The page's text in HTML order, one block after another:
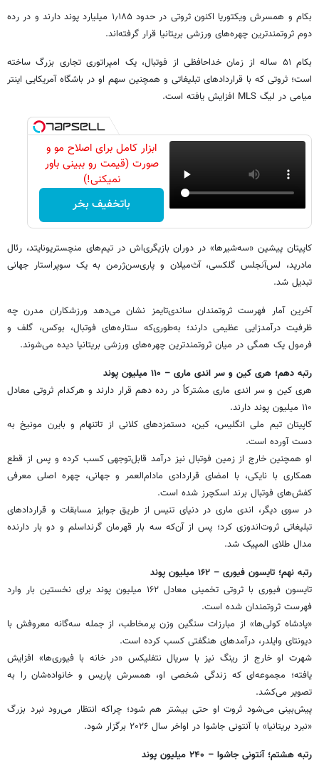
بکام و همسرش ویکتوریا اکنون ثروتی در حدود ۱٫۱۸۵ میلیارد پوند دارند و در رده
دوم ثروتمندترین چهره‌های ورزشی بریتانیا قرار گرفته‌اند.
بکام ۵۱ ساله از زمان خداحافظی از فوتبال، یک امپراتوری تجاری بزرگ ساخته
است؛ ثروتی که با قراردادهای تبلیغاتی و همچنین سهم او در باشگاه آمریکایی اینتر
میامی در لیگ MLS افزایش یافته است.
ابزار کامل برای اصلاح مو و
صورت (قیمت رو ببینی باور
نمیکنی!)
باتخفیف بخر
کاپیتان پیشین «سه‌شیرها» در دوران بازیگری‌اش در تیم‌های منچستریونایتد، رئال
مادرید، لس‌آنجلس گلکسی، آث‌میلان و پاری‌سن‌ژرمن به یک سوپراستار جهانی
تبدیل شد.
آخرین آمار فهرست ثروتمندان ساندی‌تایمز نشان می‌دهد ورزشکاران مدرن چه
ظرفیت درآمدزایی عظیمی دارند؛ به‌طوری‌که ستاره‌های فوتبال، بوکس، گلف و
فرمول یک همگی در میان ثروتمندترین چهره‌های ورزشی بریتانیا دیده می‌شوند.
رتبه دهم؛ هری کین و سر اندی ماری – ۱۱۰ میلیون پوند
هری کین و سر اندی ماری مشترکاً در رده دهم قرار دارند و هرکدام ثروتی معادل
۱۱۰ میلیون پوند دارند.
کاپیتان تیم ملی انگلیس، کین، دستمزدهای کلانی از تاتنهام و بایرن مونیخ به
دست آورده است.
او همچنین خارج از زمین فوتبال نیز درآمد قابل‌توجهی کسب کرده و پس از قطع
همکاری با نایکی، با امضای قراردادی مادام‌العمر و جهانی، چهره اصلی معرفی
کفش‌های فوتبال برند اسکچرز شده است.
در سوی دیگر، اندی ماری در دنیای تنیس از طریق جوایز مسابقات و قراردادهای
تبلیغاتی ثروت‌اندوزی کرد؛ پس از آن‌که سه بار قهرمان گرنداسلم و دو بار دارنده
مدال طلای المپیک شد.
رتبه نهم؛ تایسون فیوری – ۱۶۲ میلیون پوند
تایسون فیوری با ثروتی تخمینی معادل ۱۶۲ میلیون پوند برای نخستین بار وارد
فهرست ثروتمندان شده است.
«پادشاه کولی‌ها» از مبارزات سنگین وزن پرمخاطب، از جمله سه‌گانه معروفش با
دیونتای وایلدر، درآمدهای هنگفتی کسب کرده است.
شهرت او خارج از رینگ نیز با سریال نتفلیکس «در خانه با فیوری‌ها» افزایش
یافته؛ مجموعه‌ای که زندگی شخصی او، همسرش پاریس و خانواده‌شان را به
تصویر می‌کشد.
پیش‌بینی می‌شود ثروت او حتی بیشتر هم شود؛ چراکه انتظار می‌رود نبرد بزرگ
«نبرد بریتانیا» با آنتونی جاشوا در اواخر سال ۲۰۲۶ برگزار شود.
رتبه هشتم؛ آنتونی جاشوا – ۲۴۰ میلیون پوند